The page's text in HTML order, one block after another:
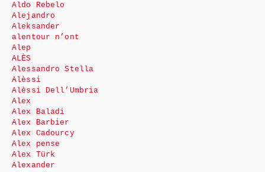
Aldo Rebelo
Alejandro
Aleksander
alentour n’ont
Alep
ALÈS
Alessandro Stella
Alèssi
Alèssi Dell’Umbria
Alex
Alex Baladi
Alex Barbier
Alex Cadourcy
Alex pense
Alex Türk
Alexander